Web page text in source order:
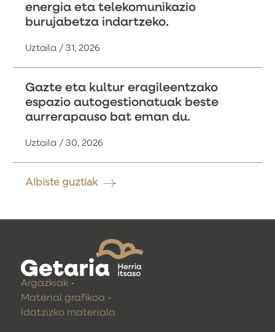
energia eta telekomunikazio
burujabetza indartzeko.
Uztaila / 31, 2026
Gazte eta kultur eragileentzako
espazio autogestionatuak beste
aurrerapauso bat eman du.
Uztaila / 30, 2026
Albiste guztiak
Argazkiak
Material grafikoa
Idatzizko materiala